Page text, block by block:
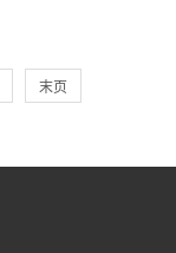
末页